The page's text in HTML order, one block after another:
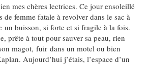
mes chères lectrices. Ce jour ensoleillé
de femme fatale à revolver dans le sac à
un buisson, si forte et si fragile à la fois.
prête à tout pour sauver sa peau, rien
magot, fuir dans un motel ou bien
Aujourd’hui j’étais, l’espace d’un